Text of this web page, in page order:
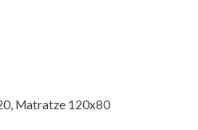
Matratze 120x80